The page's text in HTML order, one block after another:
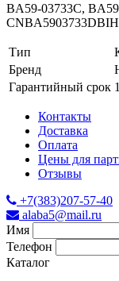
BA59-03733C,
CNBA5903733DBIH
Тип
Бренд
Гарантийный срок
Контакты
Доставка
Оплата
Цены для
Отзывы
+7(383)207-57-40
alaba5@mail.ru
Имя
Телефон
Каталог